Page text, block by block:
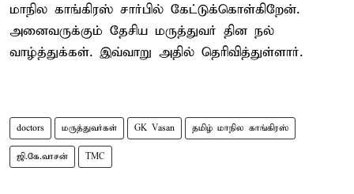
மாநில காங்கிரஸ் சார்பில் கேட்டுக்கொள்கிறேன்.
அனைவருக்கும் தேசிய மருத்துவர் தின நல்
வாழ்த்துக்கள். இவ்வாறு அதில் தெரிவித்துள்ளார்.
doctors மருத்துவர்கள் GK Vasan தமிழ் மாநில காங்கிரஸ்
ஜி.கே.வாசன் TMC